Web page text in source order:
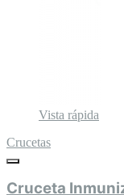
Vista rápida
Crucetas
Cruceta